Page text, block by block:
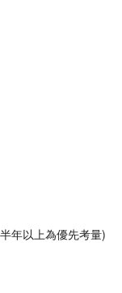
年以上為優先考量)